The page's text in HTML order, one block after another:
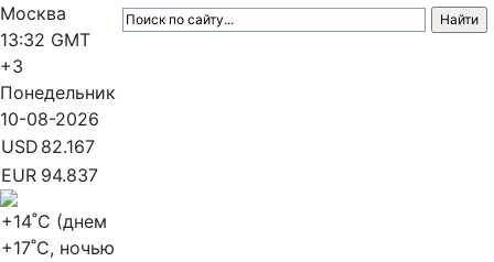
Москва
13:32 GMT
+3
Понедельник
10-08-2026
USD 82.167
EUR 94.837
+14˚C (днем
+17˚C, ночью